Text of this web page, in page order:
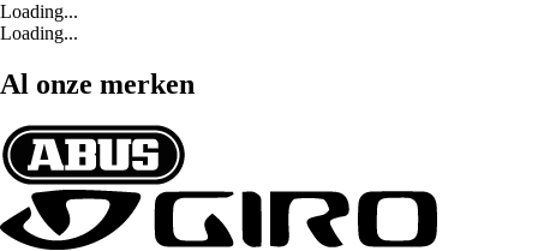
Loading...
Loading...
Al onze merken